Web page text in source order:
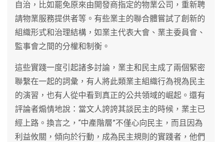
自治，比如罷免原來由開發商指定的物業公司，重新聘
請物業服務提供者等。有些業主的聯合體嘗試了創新的
組織形式和治理結構，如業主代表大會、業主委員會、
監事會之間的分權和制衡。
這些實踐一度引起諸多討論，業主和民主成了兩個緊密
聯繫在一起的詞彙，有人將此類業主組織行為視為民主
的演習，也有人從中看到真正的公共領域的崛起。還有
評論者煽情地說：當文人誇誇其談民主的時候，業主已
經上路。換言之，“中產階層”不僅心向民主，而且因為
利益攸關，傾向於行動，成為民主規則的實踐者，他們